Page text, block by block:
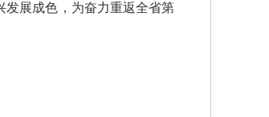
发展成色，为奋力重返全省第